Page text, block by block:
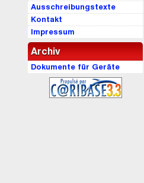
Ausschreibungstexte
Kontakt
Impressum
Archiv
Dokumente für Geräte